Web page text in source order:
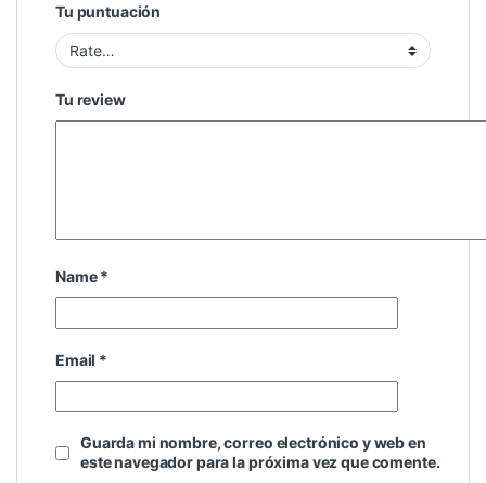
Tu puntuación
Tu review
Name*
Email *
Guarda mi nombre, correo electrónico y web en
este navegador para la próxima vez que comente.